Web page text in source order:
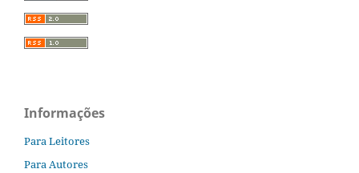
Informações
Para Leitores
Para Autores